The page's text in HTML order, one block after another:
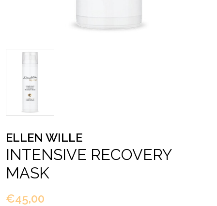
ELLEN WILLE
INTENSIVE RECOVERY
MASK
€45,00